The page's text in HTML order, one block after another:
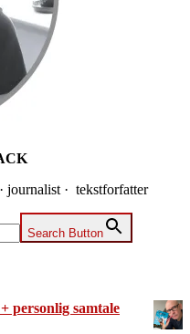
journalist · tekstforfatter
Search Button
personlig samtale